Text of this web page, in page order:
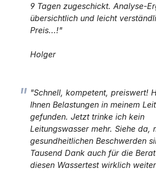
9 Tagen zugeschickt. Analyse-
übersichtlich und leicht
Preis...!"
Holger
"Schnell, kompetent, preiswert!
Ihnen Belastungen in meinem
gefunden. Jetzt trinke ich kein
Leitungswasser mehr. Siehe da,
gesundheitlichen Beschwerden
Tausend Dank auch für die
diesen Wassertest wirklich